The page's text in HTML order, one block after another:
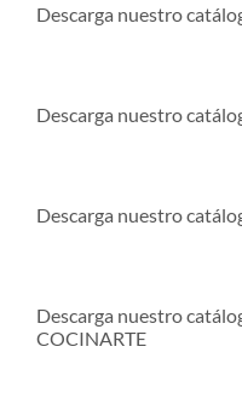
Descarga nuestro
Descarga nuestro
Descarga nuestro
Descarga nuestro
COCINARTE